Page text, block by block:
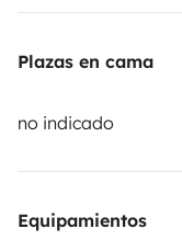
confort! 🗺️💨
Plazas en cama
no indicado
Equipamientos